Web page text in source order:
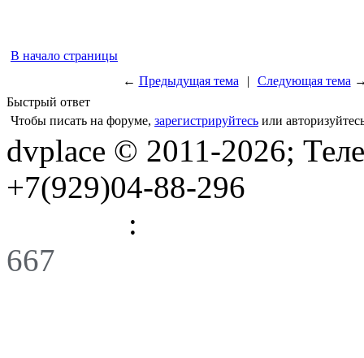
В начало страницы
← Предыдущая тема | Следующая тема
Быстрый ответ
Чтобы писать на форуме, зарегистрируйтесь или
dvplace © 2011-2026;
+7(929)04-88-296
:
667